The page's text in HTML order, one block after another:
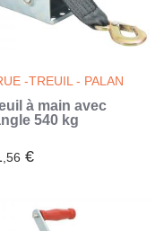
-TREUIL - PALAN
à main avec
540 kg
,56 €